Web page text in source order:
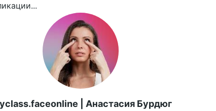
| Анастасия Бурдюг